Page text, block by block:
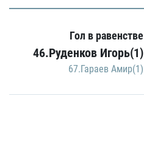
Гол в равенстве
46.Руденков Игорь(1)
67.Гараев Амир(1)